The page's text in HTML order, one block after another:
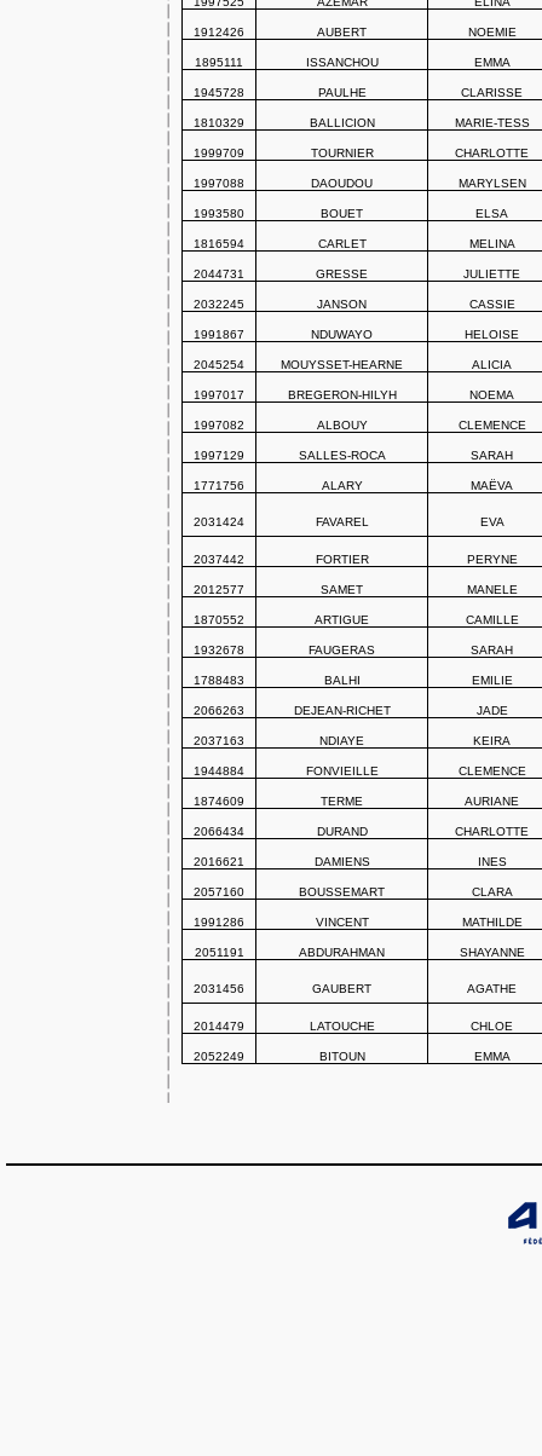
1912426 AUBERT NOEMIE
1895111 ISSANCHOU EMMA
1945728 PAULHE CLARISSE
1810329 BALLICION MARIE-TESS
1999709 TOURNIER CHARLOTTE
1997088 DAOUDOU MARYLSEN
1993580 BOUET ELSA
1816594 CARLET MELINA
2044731 GRESSE JULIETTE
2032245 JANSON CASSIE
1991867 NDUWAYO HELOISE
2045254 MOUYSSET-HEARNE ALICIA
1997017 BREGERON-HILYH NOEMA
1997082 ALBOUY CLEMENCE
1997129 SALLES-ROCA SARAH
1771756 ALARY MAËVA
2031424 FAVAREL EVA
2037442 FORTIER PERYNE
2012577 SAMET MANELE
1870552 ARTIGUE CAMILLE
1932678 FAUGERAS SARAH
1788483 BALHI EMILIE
2066263 DEJEAN-RICHET JADE
2037163 NDIAYE KEIRA
1944884 FONVIEILLE CLEMENCE
1874609 TERME AURIANE
2066434 DURAND CHARLOTTE
2016621 DAMIENS INES
2057160 BOUSSEMART CLARA
1991286 VINCENT MATHILDE
2051191 ABDURAHMAN SHAYANNE
2031456 GAUBERT AGATHE
2014479 LATOUCHE CHLOE
2052249 BITOUN EMMA